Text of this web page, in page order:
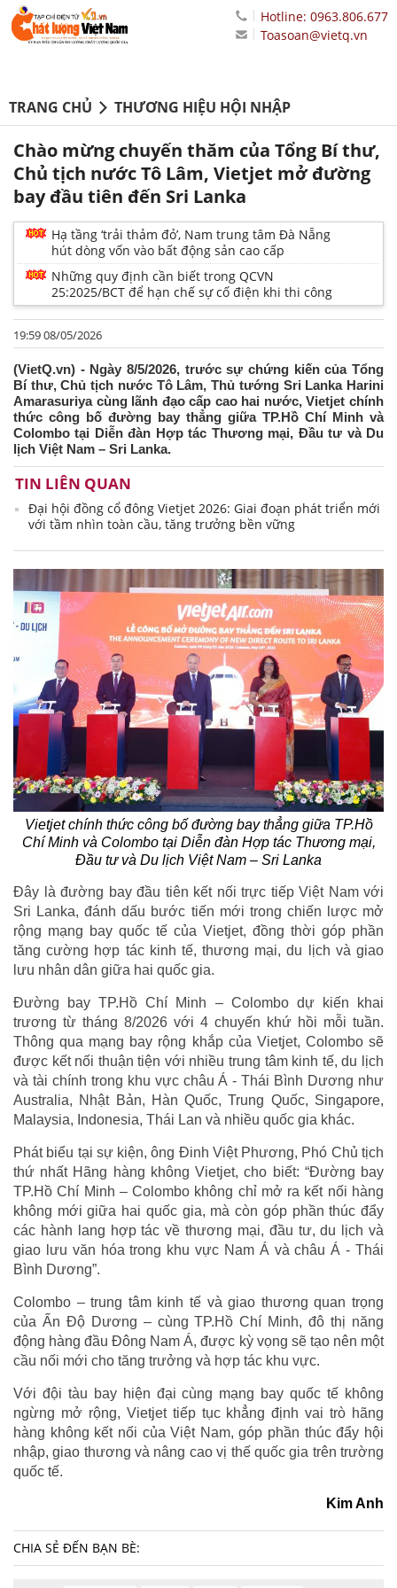
Hotline: 0963.806.677
Toasoan@vietq.vn
TRANG CHỦ THƯƠNG HIỆU HỘI NHẬP
Chào mừng chuyến thăm của Tổng Bí thư,
Chủ tịch nước Tô Lâm, Vietjet mở đường
bay đầu tiên đến Sri Lanka
Hạ tầng ‘trải thảm đỏ’, Nam trung tâm Đà Nẵng
hút dòng vốn vào bất động sản cao cấp
Những quy định cần biết trong QCVN
25:2025/BCT để hạn chế sự cố điện khi thi công
19:59 08/05/2026
(VietQ.vn) - Ngày 8/5/2026, trước sự chứng kiến của Tổng
Bí thư, Chủ tịch nước Tô Lâm, Thủ tướng Sri Lanka Harini
Amarasuriya cùng lãnh đạo cấp cao hai nước, Vietjet chính
thức công bố đường bay thẳng giữa TP.Hồ Chí Minh và
Colombo tại Diễn đàn Hợp tác Thương mại, Đầu tư và Du
lịch Việt Nam – Sri Lanka.
TIN LIÊN QUAN
Đại hội đồng cổ đông Vietjet 2026: Giai đoạn phát triển mới
với tầm nhìn toàn cầu, tăng trưởng bền vững
Vietjet chính thức công bố đường bay thẳng giữa TP.Hồ
Chí Minh và Colombo tại Diễn đàn Hợp tác Thương mại,
Đầu tư và Du lịch Việt Nam – Sri Lanka
Đây là đường bay đầu tiên kết nối trực tiếp Việt Nam với
Sri Lanka, đánh dấu bước tiến mới trong chiến lược mở
rộng mạng bay quốc tế của Vietjet, đồng thời góp phần
tăng cường hợp tác kinh tế, thương mại, du lịch và giao
lưu nhân dân giữa hai quốc gia.
Đường bay TP.Hồ Chí Minh – Colombo dự kiến khai
trương từ tháng 8/2026 với 4 chuyến khứ hồi mỗi tuần.
Thông qua mạng bay rộng khắp của Vietjet, Colombo sẽ
được kết nối thuận tiện với nhiều trung tâm kinh tế, du lịch
và tài chính trong khu vực châu Á - Thái Bình Dương như
Australia, Nhật Bản, Hàn Quốc, Trung Quốc, Singapore,
Malaysia, Indonesia, Thái Lan và nhiều quốc gia khác.
Phát biểu tại sự kiện, ông Đinh Việt Phương, Phó Chủ tịch
thứ nhất Hãng hàng không Vietjet, cho biết: “Đường bay
TP.Hồ Chí Minh – Colombo không chỉ mở ra kết nối hàng
không mới giữa hai quốc gia, mà còn góp phần thúc đẩy
các hành lang hợp tác về thương mại, đầu tư, du lịch và
giao lưu văn hóa trong khu vực Nam Á và châu Á - Thái
Bình Dương”.
Colombo – trung tâm kinh tế và giao thương quan trọng
của Ấn Độ Dương – cùng TP.Hồ Chí Minh, đô thị năng
động hàng đầu Đông Nam Á, được kỳ vọng sẽ tạo nên một
cầu nối mới cho tăng trưởng và hợp tác khu vực.
Với đội tàu bay hiện đại cùng mạng bay quốc tế không
ngừng mở rộng, Vietjet tiếp tục khẳng định vai trò hãng
hàng không kết nối của Việt Nam, góp phần thúc đẩy hội
nhập, giao thương và nâng cao vị thế quốc gia trên trường
quốc tế.
Kim Anh
CHIA SẺ ĐẾN BẠN BÈ: